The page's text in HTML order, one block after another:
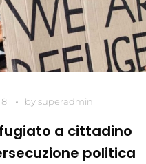
by superadmin
a cittadino
politica